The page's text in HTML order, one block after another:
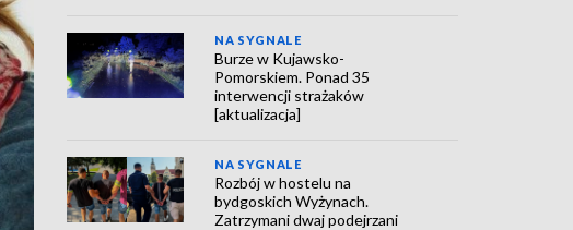
NA SYGNALE
Burze w Kujawsko-
Pomorskiem. Ponad 35
interwencji strażaków
[aktualizacja]
NA SYGNALE
Rozbój w hostelu na
bydgoskich Wyżynach.
Zatrzymani dwaj podejrzani